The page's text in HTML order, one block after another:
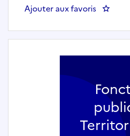
Ajouter aux favoris :